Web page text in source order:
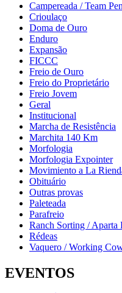
Campereada / Team
Crioulaço
Doma de Ouro
Enduro
Expansão
FICCC
Freio de Ouro
Freio do Proprietário
Freio Jovem
Geral
Institucional
Marcha de Resistência
Marchita 140 Km
Morfologia
Morfologia Expointer
Movimiento a La
Obituário
Outras provas
Paleteada
Parafreio
Ranch Sorting / Aparta
Rédeas
Vaquero / Working
EVENTOS